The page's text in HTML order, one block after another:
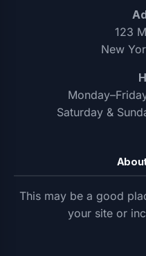
123
New
Saturday &
This may be a good
your site or